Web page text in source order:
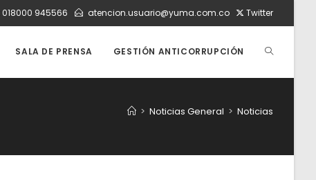
018000 945566 atencion.usuario@yuma.com.co Twitter
SALA DE PRENSA GESTIÓN ANTICORRUPCIÓN ALTERNAR
DE
> Noticias General > Noticias